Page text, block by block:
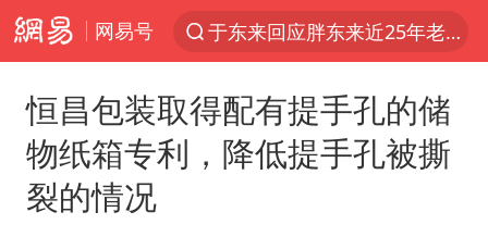
网易号
上半年我国经营主体结构持续优化
《披荆斩棘2026》阵容官宣
恒昌包装取得配有提手孔的储
物纸箱专利，降低提手孔被撕
裂的情况